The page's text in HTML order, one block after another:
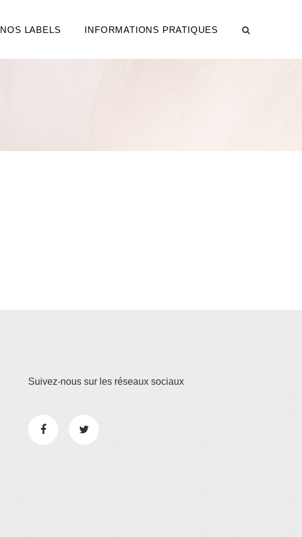
NOS LABELS INFORMATIONS PRATIQUES
Suivez-nous sur les réseaux sociaux